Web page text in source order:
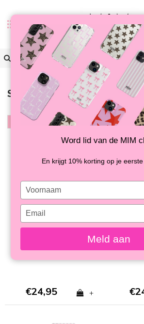
Samsung A53
SUGAR RUSH - MIM
SAMSUNG 2 LAYER
€24,95 +
Word lid van de MIM
En krijgt 10% korting op je eerste
Type
your
name
Type
your
email
Meld aan